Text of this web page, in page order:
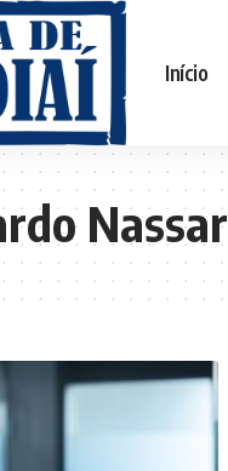
Início
Nassar